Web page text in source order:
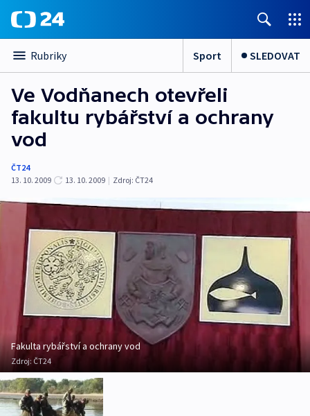
Rubriky Sport SLEDOVAT
Ve Vodňanech otevřeli
fakultu rybářství a ochrany
vod
ČT24
13. 10. 2009
13. 10. 2009 | Zdroj: ČT24
Fakulta rybářství a ochrany vod
Zdroj: ČT24